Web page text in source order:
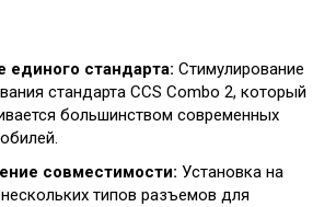
единого стандарта: Стимулирование
стандарта CCS Combo 2, который
большинством современных
совместимости: Установка на
типов разъемов для